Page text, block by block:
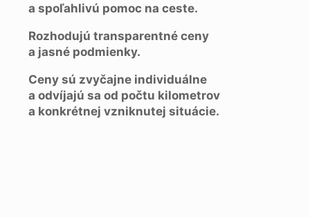
a spoľahlivú pomoc na ceste.
Rozhodujú transparentné ceny
a jasné podmienky.
Ceny sú zvyčajne individuálne
a odvíjajú sa od počtu kilometrov
a konkrétnej vzniknutej situácie.